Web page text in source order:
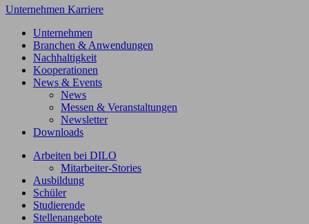
Unternehmen Karriere
Unternehmen
Branchen & Anwendungen
Nachhaltigkeit
Kooperationen
News & Events
News
Messen & Veranstaltungen
Newsletter
Downloads
Arbeiten bei DILO
Mitarbeiter-Stories
Ausbildung
Schüler
Studierende
Stellenangebote